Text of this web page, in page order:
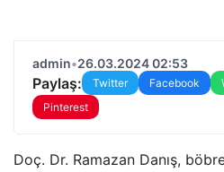
admin•26.03.2024 02:53
Paylaş: Twitter Facebook
Pinterest
Doç. Dr. Ramazan Danış,